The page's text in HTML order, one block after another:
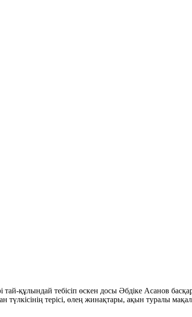
құлындай тебісіп өскен досы Әбдіке Асанов
терісі, өлең жинақтары, ақын туралы